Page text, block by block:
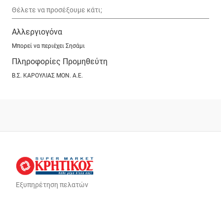
Αλλεργιογόνα
Μπορεί να περιέχει Σησάμι
Πληροφορίες Προμηθεύτη
Β.Σ. ΚΑΡΟΥΛΙΑΣ ΜΟΝ. Α.Ε.
Εξυπηρέτηση πελατών